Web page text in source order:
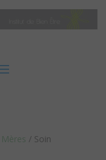
/ Soin